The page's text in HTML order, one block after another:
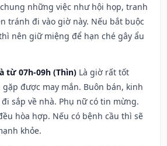
những việc như hội họp, tranh
tránh đi vào giờ này. Nếu bắt buộc
nên giữ miệng để hạn ché gây ẩu
từ 07h-09h (Thìn) Là giờ rất tốt
được may mắn. Buôn bán, kinh
sắp về nhà. Phụ nữ có tin mừng.
hòa hợp. Nếu có bệnh cầu thì sẽ
khỏe.